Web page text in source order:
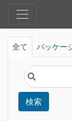
全て パッケー
検索